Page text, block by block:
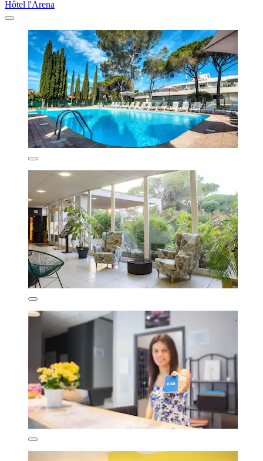
Hôtel l'Arena